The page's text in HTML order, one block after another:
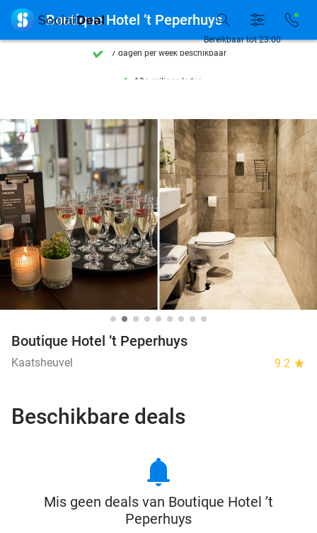
7 dagen per week beschikbaar
7 dagen per week beschikbaar
10+ miljoen leden
Bereikbaar tot 23:00
 Boutique Hotel ’t Peperhuys
Boutique Hotel ’t Peperhuys
Kaatsheuvel 9.2 star
Beschikbare deals
notifications
Mis geen deals van Boutique Hotel ’t
Peperhuys